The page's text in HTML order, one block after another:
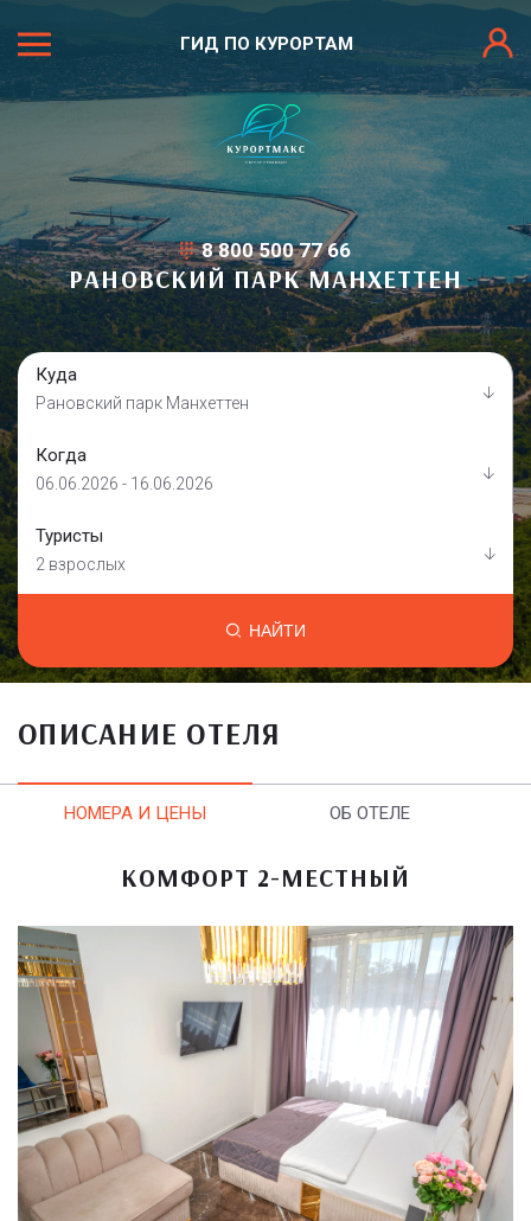
ГИД ПО КУРОРТАМ
8 800 500 77 66
РАНОВСКИЙ ПАРК МАНХЕТТЕН
Куда
Рановский парк Манхеттен
Когда
06.06.2026 - 16.06.2026
Туристы
2 взрослых
НАЙТИ
ОПИСАНИЕ ОТЕЛЯ
НОМЕРА И ЦЕНЫ ОБ ОТЕЛЕ
КОМФОРТ 2-МЕСТНЫЙ